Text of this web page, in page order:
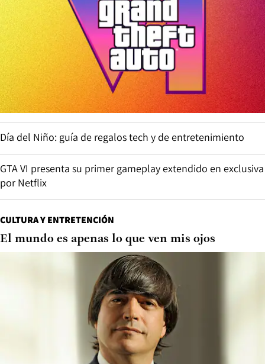
Día del Niño: guía de regalos tech y de entretenimiento
GTA VI presenta su primer gameplay extendido en exclusiva
por Netflix
CULTURA Y ENTRETENCIÓN
El mundo es apenas lo que ven mis ojos